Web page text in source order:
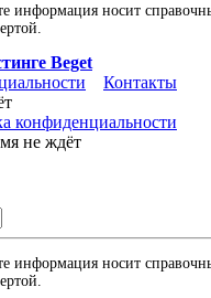
информация носит
Beget
Контакты
конфиденциальности
не ждёт
информация носит